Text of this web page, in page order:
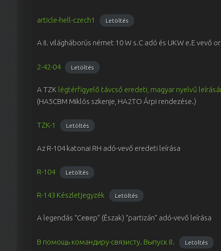
article-hell-czech1 Letöltés
A II. világháborús német 10 W s.C adó és UKW e.E vevő
2-42-04 Letöltés
A TZK légtérfigyelő távcső eredeti, magyar nyelvű
(HA5CBM Miklós szkenje, HA2TO Árpi rendezése.)
TZK-1 Letöltés
Az R-104 katonai RH adó-vevő eredeti leírása
R-104 Letöltés
R-143 Készletjegyzék Letöltés
A legendás “Север” (Észak) “partizán” adó-vevő leírása
В помощь командиру-связисту. Выпуск 8. Letöltés